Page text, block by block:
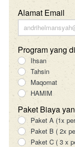
Alamat Email
Program yang
Ihsan
Tahsin
Maqomat
HAMIM
Paket Biaya
Paket A (1x
Paket B ( 2x
Paket C ( 3 x